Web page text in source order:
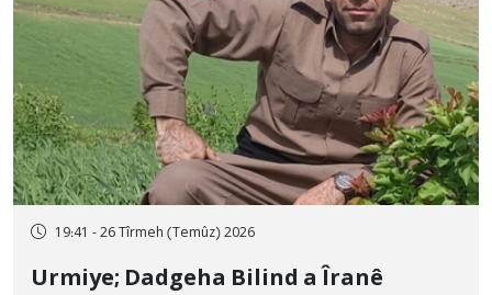
19:41 - 26 Tîrmeh (Temûz) 2026
Urmiye; Dadgeha Bilind a Îranê